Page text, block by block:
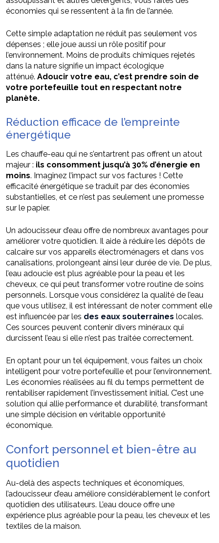
économies qui se ressentent à la fin de l’année.
Cette simple adaptation ne réduit pas seulement vos
dépenses ; elle joue aussi un rôle positif pour
l’environnement. Moins de produits chimiques rejetés
dans la nature signifie un impact écologique
atténué. Adoucir votre eau, c’est prendre soin de
votre portefeuille tout en respectant notre
planète.
Réduction efficace de l’empreinte
énergétique
Les chauffe-eau qui ne s’entartrent pas offrent un atout
majeur : ils consomment jusqu’à 30% d’énergie en
moins. Imaginez l’impact sur vos factures ! Cette
efficacité énergétique se traduit par des économies
substantielles, et ce n’est pas seulement une promesse
sur le papier.
Un adoucisseur d’eau offre de nombreux avantages pour
améliorer votre quotidien. Il aide à réduire les dépôts de
calcaire sur vos appareils électroménagers et dans vos
canalisations, prolongeant ainsi leur durée de vie. De plus,
l’eau adoucie est plus agréable pour la peau et les
cheveux, ce qui peut transformer votre routine de soins
personnels. Lorsque vous considérez la qualité de l’eau
que vous utilisez, il est intéressant de noter comment elle
est influencée par les des eaux souterraines locales.
Ces sources peuvent contenir divers minéraux qui
durcissent l’eau si elle n’est pas traitée correctement.
En optant pour un tel équipement, vous faites un choix
intelligent pour votre portefeuille et pour l’environnement.
Les économies réalisées au fil du temps permettent de
rentabiliser rapidement l’investissement initial. C’est une
solution qui allie performance et durabilité, transformant
une simple décision en véritable opportunité
économique.
Confort personnel et bien-être au
quotidien
Au-delà des aspects techniques et économiques,
l’adoucisseur d’eau améliore considérablement le confort
quotidien des utilisateurs. L’eau douce offre une
expérience plus agréable pour la peau, les cheveux et les
textiles de la maison.